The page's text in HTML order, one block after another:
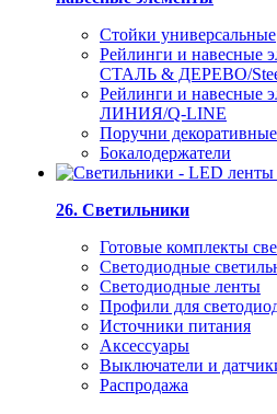
Стойки универсальные
Рейлинги и навесные
СТАЛЬ & ДЕРЕВО/
Рейлинги и навесные
ЛИНИЯ/Q-LINE
Поручни декоративные
Бокалодержатели
26. Светильники
Готовые комплекты
Светодиодные
Светодиодные ленты
Профили для
Источники питания
Аксессуары
Выключатели и
Распродажа